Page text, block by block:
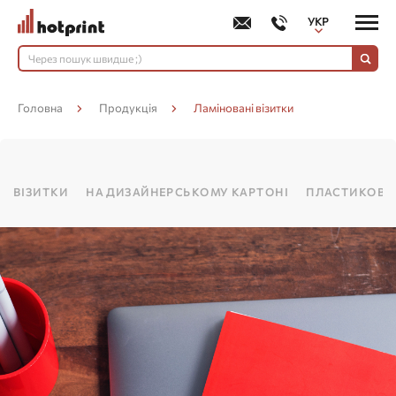
УКР
РУС
Головна Продукція Ламіновані візитки
ВІЗИТКИ НА ДИЗАЙНЕРСЬКОМУ КАРТОНІ ПЛАСТИКОВІ